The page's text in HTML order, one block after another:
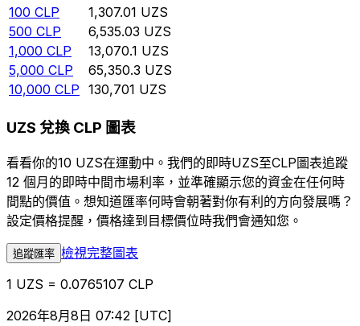
100 CLP 1,307.01 UZS
500 CLP 6,535.03 UZS
1,000 CLP 13,070.1 UZS
5,000 CLP 65,350.3 UZS
10,000 CLP 130,701 UZS
UZS 兌換 CLP 圖表
看看你的10 UZS在運動中。我們的即時UZS至CLP圖表追蹤
12 個月的即時中間市場利率，並準確顯示您的資金在任何時
間點的價值。想知道匯率何時會朝著對你有利的方向發展嗎？
設定價格提醒，價格達到目標價位時我們會通知您。
追蹤匯率 檢視完整圖表
1 UZS = 0.0765107 CLP
2026年8月8日 07:42 [UTC]